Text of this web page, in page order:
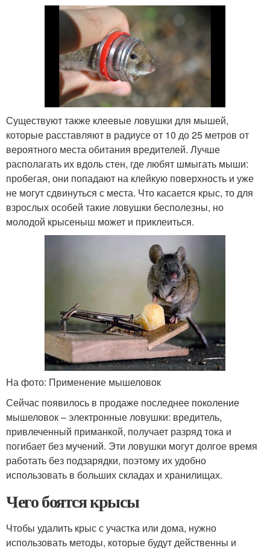
Существуют также клеевые ловушки для мышей,
которые расставляют в радиусе от 10 до 25 метров от
вероятного места обитания вредителей. Лучше
располагать их вдоль стен, где любят шмыгать мыши:
пробегая, они попадают на клейкую поверхность и уже
не могут сдвинуться с места. Что касается крыс, то для
взрослых особей такие ловушки бесполезны, но
молодой крысеныш может и приклеиться.
На фото: Применение мышеловок
Сейчас появилось в продаже последнее поколение
мышеловок – электронные ловушки: вредитель,
привлеченный приманкой, получает разряд тока и
погибает без мучений. Эти ловушки могут долгое время
работать без подзарядки, поэтому их удобно
использовать в больших складах и хранилищах.
Чего боятся крысы
Чтобы удалить крыс с участка или дома, нужно
использовать методы, которые будут действенны и